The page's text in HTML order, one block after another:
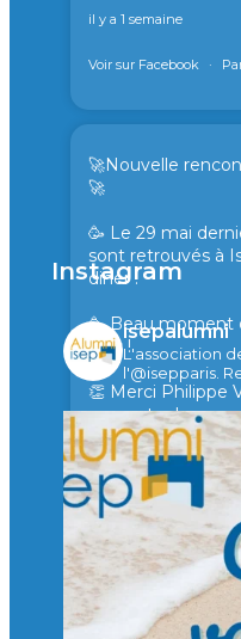
il y a 1 semaine
Voir sur Facebook ·
🚀Nouvelle
🚀
🥳 Le 29 mai
sont retrouvés à
diner !
🥳 Beau moment
rires !
👏 Merci Philippe
rencontre !
il y a 2 mois
Voir sur Facebook ·
🙏 Soutenez
et contribuons
d’ingénieurs de
Instagram
isepalumni
L'association
l'@isepparis.